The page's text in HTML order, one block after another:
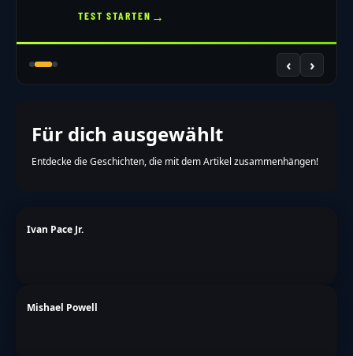
TEST STARTEN →
‹ ›
Für dich ausgewählt
Entdecke die Geschichten, die mit dem Artikel zusammenhängen!
Ivan Pace Jr.
Mishael Powell